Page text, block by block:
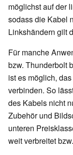
möglichst auf der
sodass die Kabel
Linkshändern gilt
Für manche
bzw. Thunderbolt
ist es möglich,
verbinden. So
des Kabels nicht
Zubehör und
unteren
weit verbreitet